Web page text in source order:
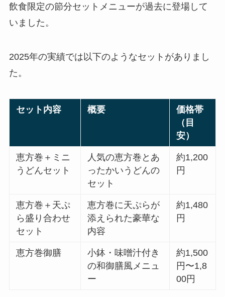
飲食限定の節分セットメニューが過去に登場して
いました。
2025年の実績では以下のようなセットがありまし
た。
セット内容 概要
価格帯
（目
安）
恵方巻＋ミニ
うどんセット
人気の恵方巻とあ
ったかいうどんの
セット
約1,200
円
恵方巻＋天ぷ
ら盛り合わせ
セット
恵方巻に天ぷらが
添えられた豪華な
内容
約1,480
円
恵方巻御膳
小鉢・味噌汁付き
の和御膳風メニュ
ー
約1,500
円〜1,8
00円